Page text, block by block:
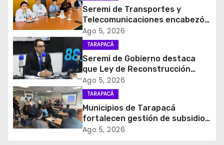
i
ó
n
d
e
e
Seremi de Transportes y
Telecomunicaciones encabezó
primera mesa de coordinación
para el retiro de cables en
desuso en Iquique
Ago 5, 2026
TARAPACÁ
Seremi de Gobierno destaca
que Ley de Reconstrucción
Nacional impulsará la inversión
y el empleo en Tarapacá
Ago 5, 2026
TARAPACÁ
Municipios de Tarapacá
fortalecen gestión de subsidios
de agua potable en jornada
Ago 5, 2026